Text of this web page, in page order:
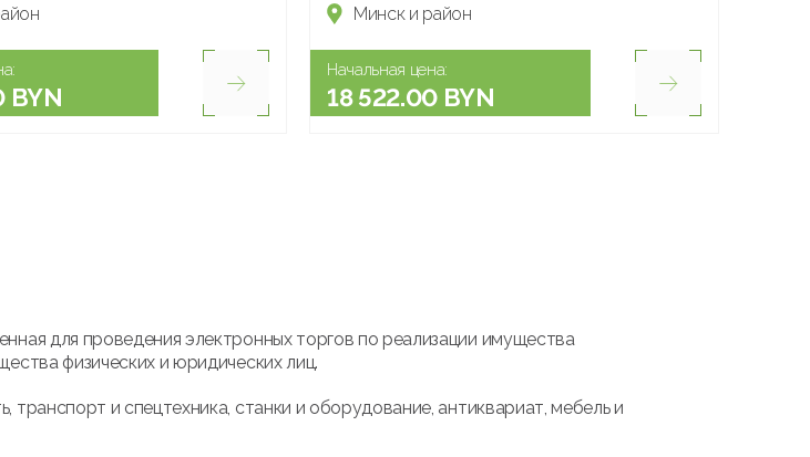
BYN
Минск и район
Начальная цена:
18 522.00 BYN
для проведения электронных торгов по реализации имущества
физических и юридических лиц.
и спецтехника, станки и оборудование, антиквариат, мебель и